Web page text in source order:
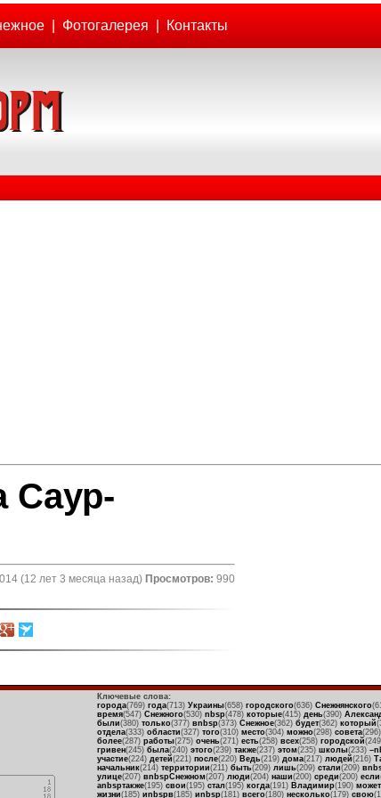
Фотогалерея Контакты
Саур-
(12 лет 3 месяца назад) Просмотров: 990
Ключевые слова:
города(769) года(713) Украины(658) городского(636) Снежнянского
время(547) Снежного(530) nbsp(478) которые(415) день(390)
были(380) только(377) вnbsp(373) Снежное(362) будет(362) который
отдела(333) области(327) того(310) место(304) можно(298) совета(296)
более(287) работы(275) очень(271) есть(258) всех(258) городской
гривен(245) была(240) этого(239) также(237) этом(235) школы(233)
участие(224) детей(221) после(220) Ведь(219) дома(217) людей(216)
начальник(214) территории(211) быть(209) лишь(209) стали(209)
улице(207) вnbspСнежном(207) люди(204) наши(200) среди(200) если
аnbspтакже(195) свои(195) стал(195) когда(191) Владимир(190) может
жизни(185) иnbspв(185) иnbsp(181) всего(180) несколько(179) свою